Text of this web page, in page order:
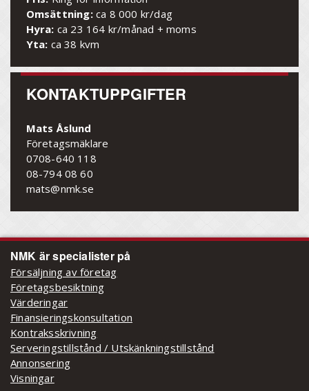
Omsättning: ca 8 000 kr/dag
Hyra: ca 23 164 kr/månad + moms
Yta: ca 38 kvm
KONTAKTUPPGIFTER
Mats Åslund
Företagsmäklare
0708-640 118
08-794 08 60
mats@nmk.se
NMK är specialister på
Försäljning av företag
Företagsbesiktning
Värderingar
Finansieringskonsultation
Kontraksskrivning
Serveringstillstånd / Utskänkningstillstånd
Annonsering
Visningar